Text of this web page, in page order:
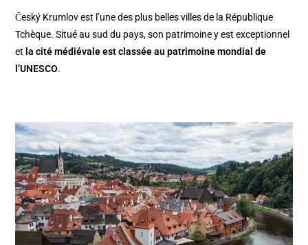
Český Krumlov est l’une des plus belles villes de la République
Tchèque. Situé au sud du pays, son patrimoine y est exceptionnel
et la cité médiévale est classée au patrimoine mondial de
l’UNESCO.